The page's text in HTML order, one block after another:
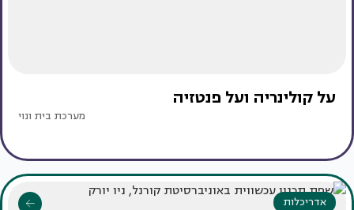
על קולינריה ועל פנטזיה
מערכת בית ונוי
אדריכלות